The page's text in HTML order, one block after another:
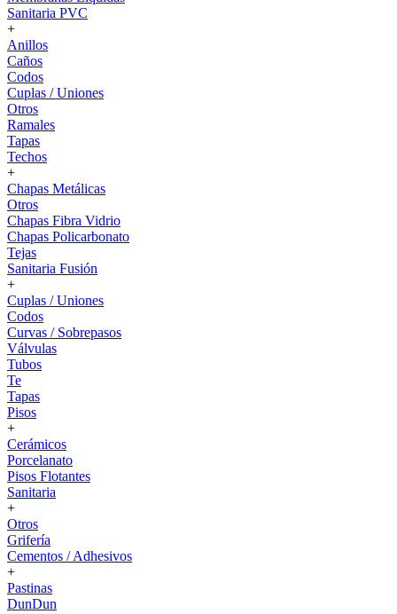
Sanitaria PVC
+
Anillos
Caños
Codos
Cuplas / Uniones
Otros
Ramales
Tapas
Techos
+
Chapas Metálicas
Otros
Chapas Fibra Vidrio
Chapas Policarbonato
Tejas
Sanitaria Fusión
+
Cuplas / Uniones
Codos
Curvas / Sobrepasos
Válvulas
Tubos
Te
Tapas
Pisos
+
Cerámicos
Porcelanato
Pisos Flotantes
Sanitaria
+
Otros
Grifería
Cementos / Adhesivos
+
Pastinas
DunDun